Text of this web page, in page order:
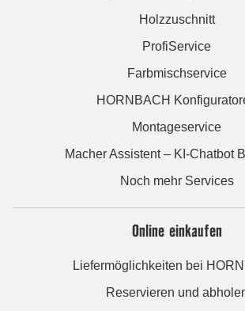
Holzzuschnitt
ProfiService
Farbmischservice
HORNBACH
Montageservice
Macher Assistent – KI-Chatbot
Noch mehr Services
Online einkaufen
Liefermöglichkeiten bei
Reservieren und